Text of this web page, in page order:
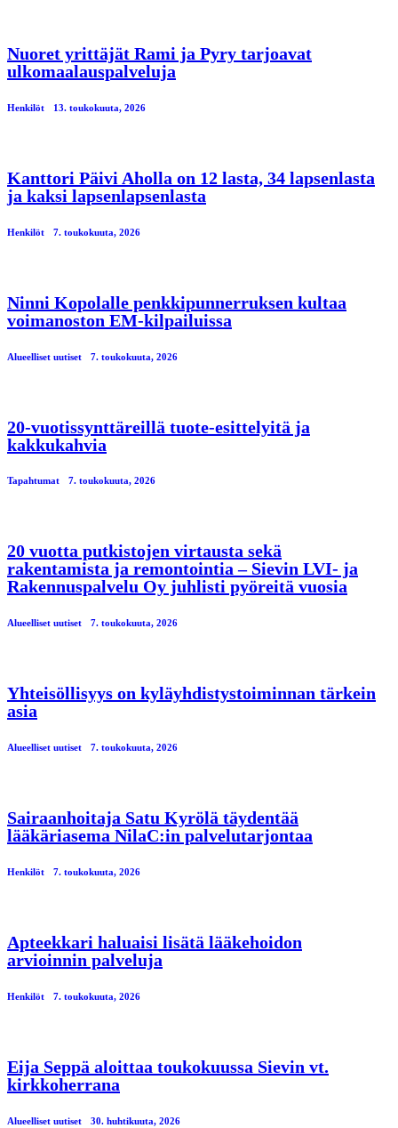
Nuoret yrittäjät Rami ja Pyry tarjoavat
ulkomaalauspalveluja
Henkilöt 13. toukokuuta, 2026
Kanttori Päivi Aholla on 12 lasta, 34 lapsenlasta
ja kaksi lapsenlapsenlasta
Henkilöt 7. toukokuuta, 2026
Ninni Kopolalle penkkipunnerruksen kultaa
voimanoston EM-kilpailuissa
Alueelliset uutiset 7. toukokuuta, 2026
20-vuotissynttäreillä tuote-esittelyitä ja
kakkukahvia
Tapahtumat 7. toukokuuta, 2026
20 vuotta putkistojen virtausta sekä
rakentamista ja remontointia – Sievin LVI- ja
Rakennuspalvelu Oy juhlisti pyöreitä vuosia
Alueelliset uutiset 7. toukokuuta, 2026
Yhteisöllisyys on kyläyhdistystoiminnan tärkein
asia
Alueelliset uutiset 7. toukokuuta, 2026
Sairaanhoitaja Satu Kyrölä täydentää
lääkäriasema NilaC:in palvelutarjontaa
Henkilöt 7. toukokuuta, 2026
Apteekkari haluaisi lisätä lääkehoidon
arvioinnin palveluja
Henkilöt 7. toukokuuta, 2026
Eija Seppä aloittaa toukokuussa Sievin vt.
kirkkoherrana
Alueelliset uutiset 30. huhtikuuta, 2026